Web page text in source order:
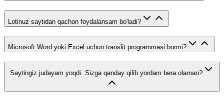
Lotinuz saytidan qachon foydalansam bo'ladi?
Microsoft Word yoki Excel uchun translit programmasi bormi?
Saytingiz judayam yoqdi. Sizga qanday qilib yordam bera olaman?